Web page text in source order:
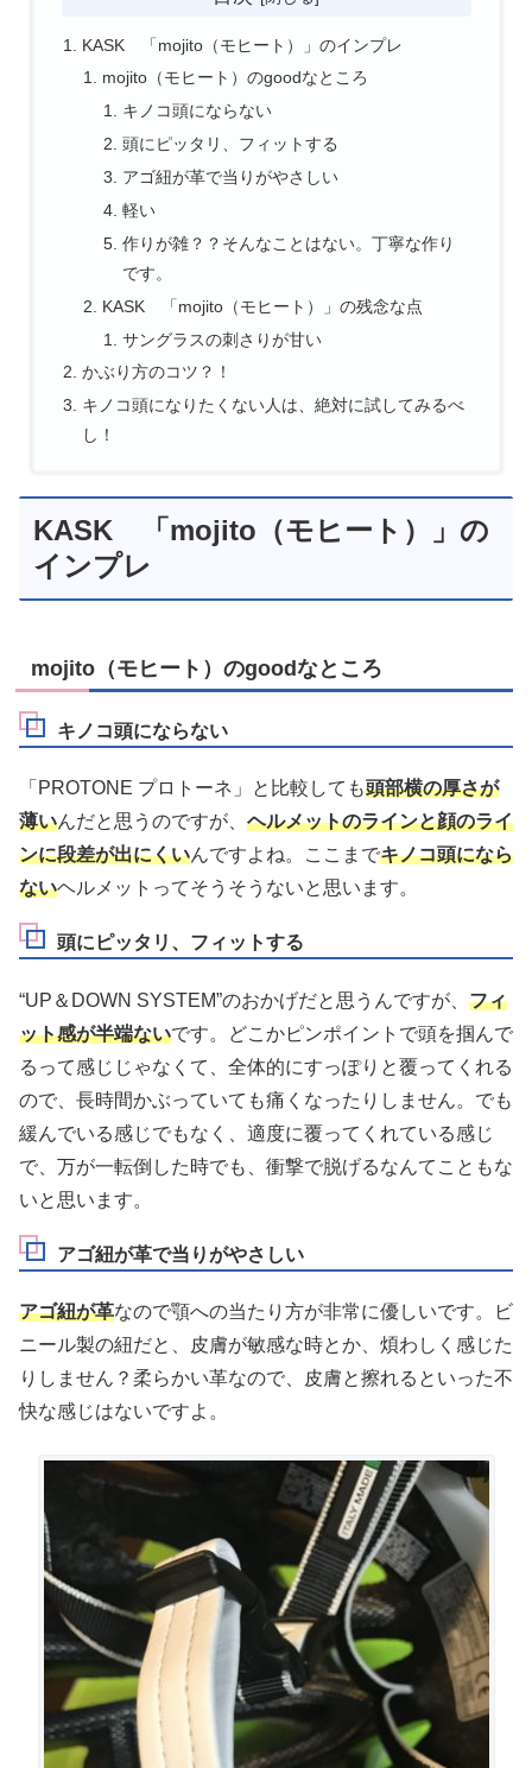
KASK 「mojito（モヒート）」のインプレ
mojito（モヒート）のgoodなところ
キノコ頭にならない
頭にピッタリ、フィットする
アゴ紐が革で当りがやさしい
軽い
作りが雑？？そんなことはない。丁寧な作り
です。
KASK 「mojito（モヒート）」の残念な点
サングラスの刺さりが甘い
かぶり方のコツ？！
キノコ頭になりたくない人は、絶対に試してみるべ
し！
KASK 「mojito（モヒート）」の
インプレ
mojito（モヒート）のgoodなところ
キノコ頭にならない
「PROTONE プロトーネ」と比較しても頭部横の厚さが
薄いんだと思うのですが、 ヘルメットのラインと顔のライ
ンに段差が出にくいんですよね。ここまでキノコ頭になら
ないヘルメットってそうそうないと思います。
頭にピッタリ、フィットする
“UP＆DOWN SYSTEM”のおかげだと思うんですが、 フィ
ット感が半端ないです。どこかピンポイントで頭を掴んで
るって感じじゃなくて、全体的にすっぽりと覆ってくれる
ので、長時間かぶっていても痛くなったりしません。でも
緩んでいる感じでもなく、適度に覆ってくれている感じ
で、万が一転倒した時でも、衝撃で脱げるなんてこともな
いと思います。
アゴ紐が革で当りがやさしい
アゴ紐が革なので顎への当たり方が非常に優しいです。ビ
ニール製の紐だと、皮膚が敏感な時とか、煩わしく感じた
りしません？柔らかい革なので、皮膚と擦れるといった不
快な感じはないですよ。